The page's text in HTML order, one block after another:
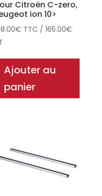
Citroën C-zero,
ion 10>
€ TTC /165.00€
Ajouter au
panier